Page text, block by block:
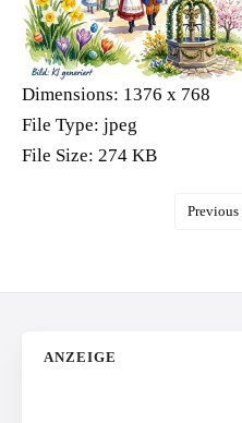
Dimensions: 1376 x 768
File Type: jpeg
File Size: 274 KB
Previous
ANZEIGE